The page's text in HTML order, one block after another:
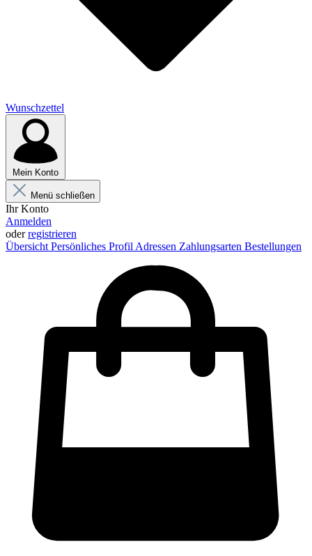
Wunschzettel
Mein Konto
Menü schließen
Ihr Konto
Anmelden
oderregistrieren
Übersicht Persönliches Profil Adressen Zahlungsarten Bestellungen